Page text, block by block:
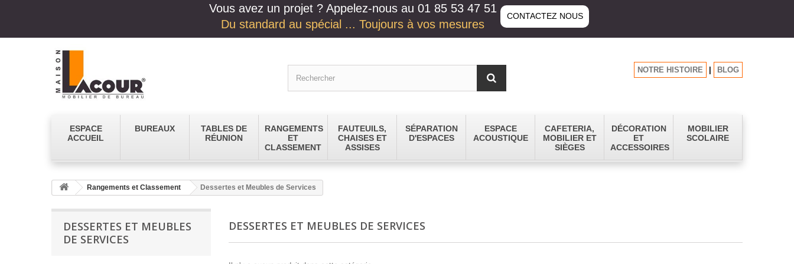
Vous avez un projet ? Appelez-nous au 01 85 53 47 51
Du standard au spécial ... Toujours à vos mesures
CONTACTEZ NOUS
NOTRE HISTOIRE BLOG
ESPACE
ACCUEIL
BUREAUX
TABLES DE
RÉUNION
RANGEMENTS
ET
CLASSEMENT
FAUTEUILS,
CHAISES ET
ASSISES
SÉPARATION
D'ESPACES
ESPACE
ACOUSTIQUE
CAFETERIA,
MOBILIER ET
SIÈGES
DÉCORATION
ET
ACCESSOIRES
MOBILIER
SCOLAIRE
Rangements et Classement Dessertes et Meubles de Services
DESSERTES ET MEUBLES
DE SERVICES
DESSERTES ET MEUBLES DE SERVICES